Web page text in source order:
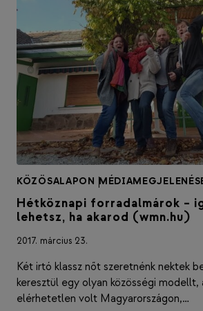
KÖZÖSALAPON |
Hétköznapi forradalmárok –
lehetsz, ha akarod (wmn.hu)
2017. március 23.
Két irtó klassz nőt szeretnénk nektek
keresztül egy olyan közösségi modellt,
elérhetetlen volt Magyarországon,…